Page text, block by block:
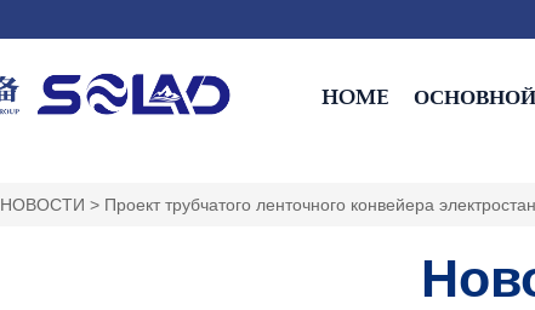
HOME
НОВОСТИ > Проект трубчатого ленточного конвейера